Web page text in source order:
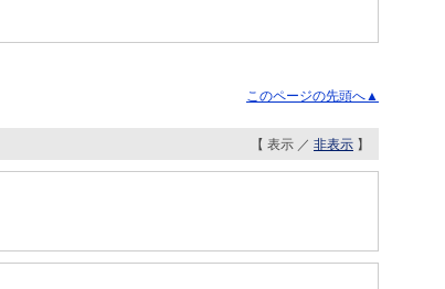
このページの先頭へ▲
【 表示 ／ 非表示 】